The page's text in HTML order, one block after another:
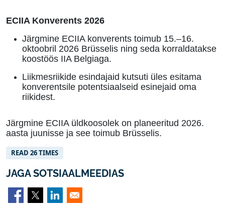
ECIIA Konverents 2026
Järgmine ECIIA konverents toimub 15.–16.
oktoobril 2026 Brüsselis ning seda korraldatakse
koostöös IIA Belgiaga.
Liikmesriikide esindajaid kutsuti üles esitama
konverentsile potentsiaalseid esinejaid oma
riikidest.
Järgmine ECIIA üldkoosolek on planeeritud 2026.
aasta juunisse ja see toimub Brüsselis.
READ 26 TIMES
JAGA SOTSIAALMEEDIAS